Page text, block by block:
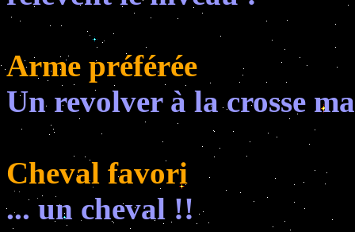
Arme préférée
Un revolver à la crosse
Cheval favori
... un cheval !!